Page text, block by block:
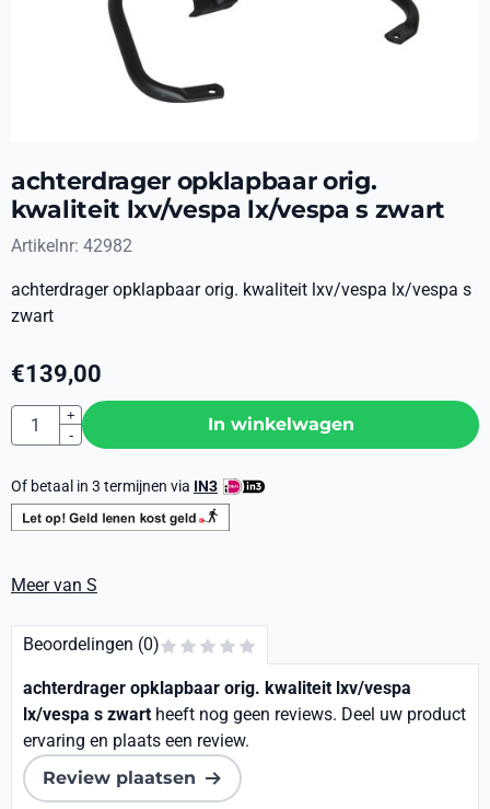
achterdrager opklapbaar orig.
kwaliteit lxv/vespa lx/vespa s zwart
Artikelnr: 42982
achterdrager opklapbaar orig. kwaliteit lxv/vespa lx/vespa s
zwart
€139,00
Aantal
+
-
In winkelwagen
Of betaal in 3 termijnen via IN3
Meer van S
Beoordelingen (0)
achterdrager opklapbaar orig. kwaliteit lxv/vespa
lx/vespa s zwart heeft nog geen reviews. Deel uw product
ervaring en plaats een review.
Review plaatsen